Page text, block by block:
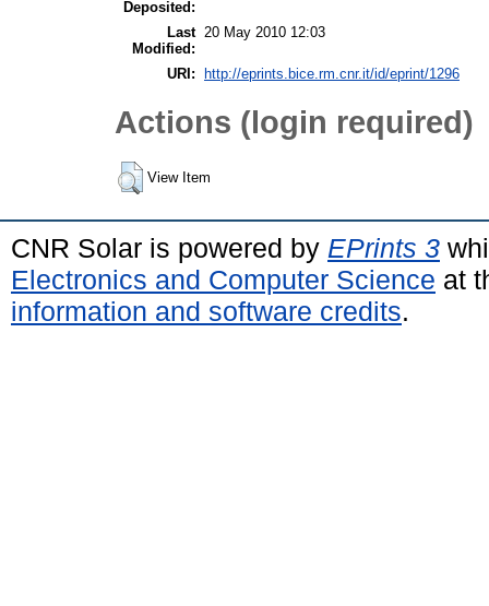
Deposited:
Last
Modified:
20 May 2010 12:03
URI: http://eprints.bice.rm.cnr.it/id/eprint/1296
Actions (login required)
View Item
CNR Solar is powered by EPrints 3
Electronics and Computer Science at
information and software credits.